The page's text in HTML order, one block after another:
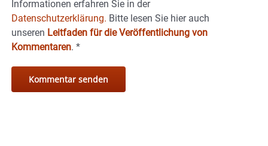
Informationen erfahren Sie in der
Datenschutzerklärung. Bitte lesen Sie hier auch
unseren Leitfaden für die Veröffentlichung von
Kommentaren. *